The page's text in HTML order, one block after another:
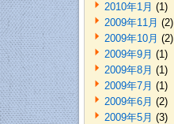
2010年1月 (1)
2009年11月 (2)
2009年10月 (2)
2009年9月 (1)
2009年8月 (1)
2009年7月 (1)
2009年6月 (2)
2009年5月 (3)